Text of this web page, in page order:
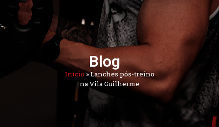
Blog
Início»Lanches pós-treino
na Vila Guilherme